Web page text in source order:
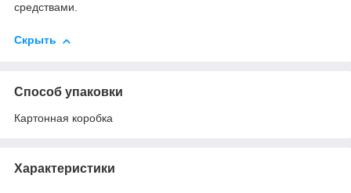
средствами.
Скрыть
Способ упаковки
Картонная коробка
Характеристики